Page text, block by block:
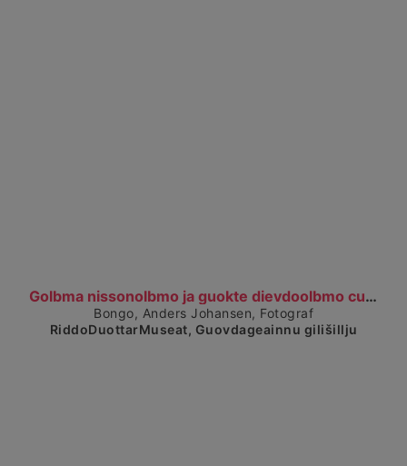
Golbma nissonolbmo ja guokte dievdoolbmo cuccodit...
Čájet dárkkes dieđuid
Bongo, Anders Johansen, Fotograf
RiddoDuottarMuseat, Guovdageainnu gilišillju